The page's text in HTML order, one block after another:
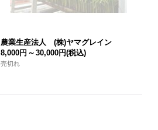
農業生産法人 (株)ヤマグレイン
8,000円 ～ 30,000円(税込)
売切れ